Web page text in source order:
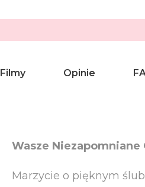
Filmy Opinie
Wasze
Marzycie o pięknym